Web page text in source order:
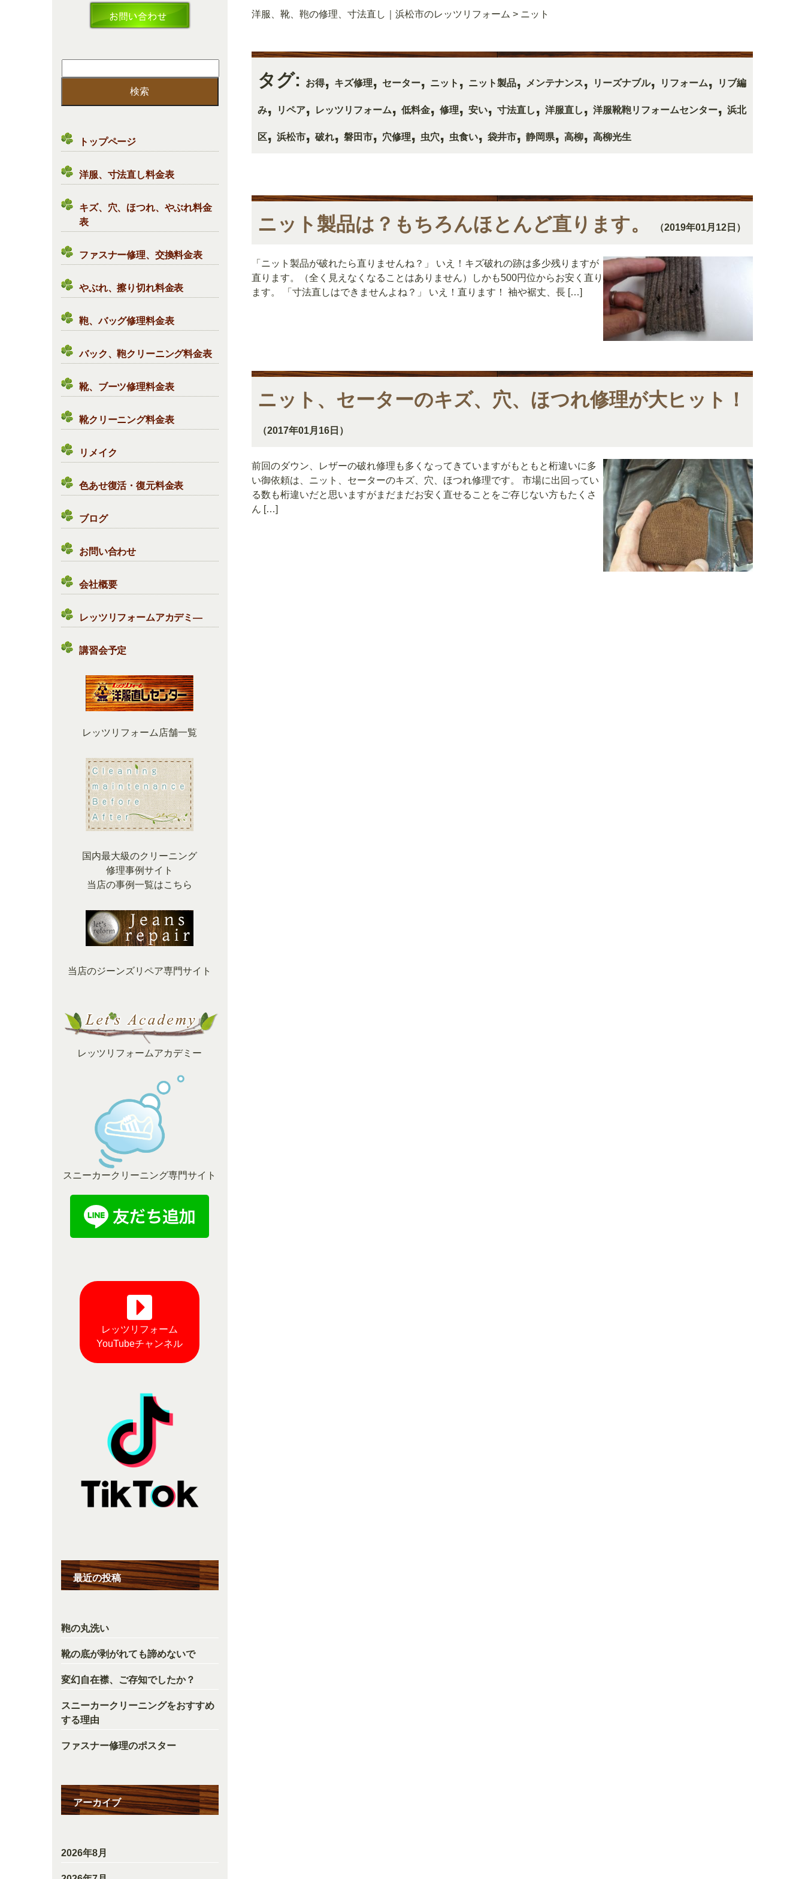
索:
トップページ
洋服、寸法直し料金表
キズ、穴、ほつれ、やぶれ料金
表
ファスナー修理、交換料金表
やぶれ、擦り切れ料金表
鞄、バッグ修理料金表
バック、鞄クリーニング料金表
靴、ブーツ修理料金表
靴クリーニング料金表
リメイク
色あせ復活・復元料金表
ブログ
お問い合わせ
会社概要
レッツリフォームアカデミ―
講習会予定
レッツリフォーム店舗一覧
国内最大級のクリーニング
修理事例サイト
当店の事例一覧はこちら
当店のジーンズリペア専門サイト
レッツリフォームアカデミー
スニーカークリーニング専門サイト
レッツリフォーム
YouTubeチャンネル
最近の投稿
鞄の丸洗い
靴の底が剥がれても諦めないで
変幻自在襟、ご存知でしたか？
スニーカークリーニングをおすすめ
する理由
ファスナー修理のポスター
アーカイブ
2026年8月
洋服、靴、鞄の修理、寸法直し｜浜松市のレッツリフォーム > ニット
タグ: お得, キズ修理, セーター, ニット , ニット製品, メンテナンス, リーズナブル, リフォーム, リブ編
み, リペア, レッツリフォーム, 低料金, 修理, 安い, 寸法直し , 洋服直し , 洋服靴鞄リフォームセンター, 浜北
区, 浜松市, 破れ, 磐田市, 穴修理, 虫穴, 虫食い, 袋井市, 静岡県, 高柳, 高柳光生
ニット製品は？もちろんほとんど直ります。 （2019年01月12日）
「ニット製品が破れたら直りませんね？」 いえ！キズ破れの跡は多少残りますが
直ります。（全く見えなくなることはありません）しかも500円位からお安く直り
ます。 「寸法直しはできませんよね？」 いえ！直ります！ 袖や裾丈、長 […]
ニット、セーターのキズ、穴、ほつれ修理が大ヒット！
（2017年01月16日）
前回のダウン、レザーの破れ修理も多くなってきていますがもともと桁違いに多
い御依頼は、ニット、セーターのキズ、穴、ほつれ修理です。 市場に出回ってい
る数も桁違いだと思いますがまだまだお安く直せることをご存じない方もたくさ
ん […]